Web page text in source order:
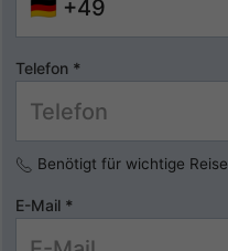
Telefon *
Benötigt für wichtige
E-Mail *